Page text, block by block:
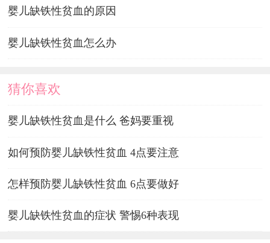
婴儿缺铁性贫血的原因
婴儿缺铁性贫血怎么办
猜你喜欢
婴儿缺铁性贫血是什么 爸妈要重视
如何预防婴儿缺铁性贫血 4点要注意
怎样预防婴儿缺铁性贫血 6点要做好
婴儿缺铁性贫血的症状 警惕6种表现